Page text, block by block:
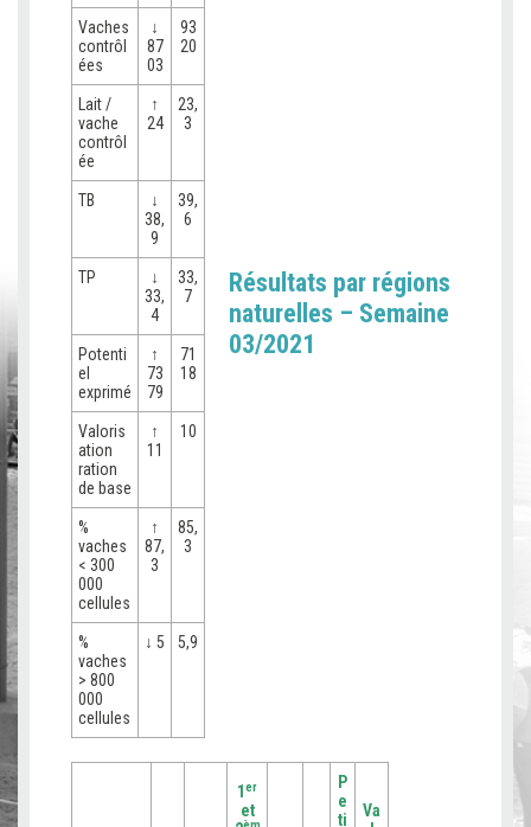
Vaches
contrôl
ées
↓
87
03
93
20
Lait /
vache
contrôl
ée
↑
24
23,
3
TB
↓
38,
9
39,
6
TP
↓
33,
4
33,
7
Potenti
el
exprimé
↑
73
79
71
18
Valoris
ation
ration
de base
↑
11
10
%
vaches
< 300
000
cellules
↑
87,
3
85,
3
%
vaches
> 800
000
cellules
↓ 5 5,9
Résultats par régions
naturelles – Semaine
03/2021
1 er
et
P
e
ti
Va